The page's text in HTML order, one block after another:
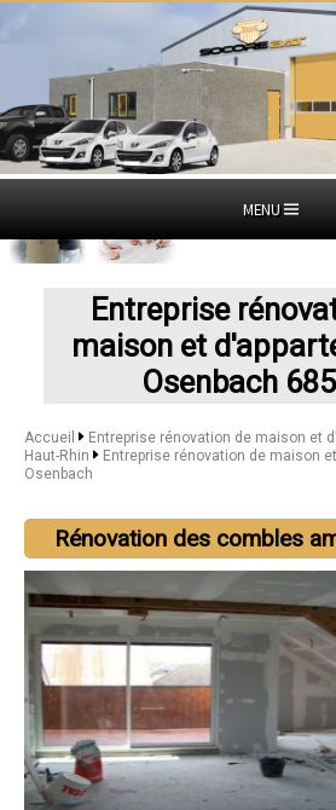
MENU
Entreprise
maison et
Osenbach
Accueil
Entreprise rénovation de maison et
Haut-Rhin
Entreprise rénovation de maison
Osenbach
Rénovation des combles